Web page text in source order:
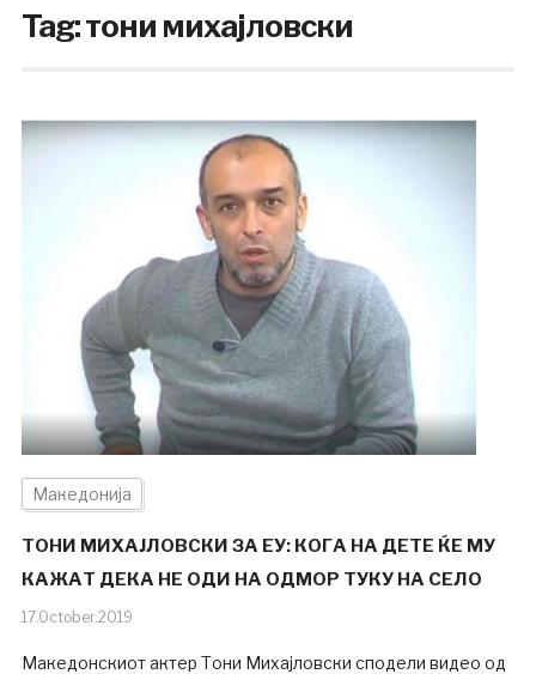
Tag:тони михајловски
Македонија
ТОНИ МИХАЈЛОВСКИ ЗА ЕУ: КОГА НА ДЕТЕ ЌЕ МУ
КАЖАТ ДЕКА НЕ ОДИ НА ОДМОР ТУКУ НА СЕЛО
17.October.2019
Македонскиот актер Тони Михајловски сподели видео од